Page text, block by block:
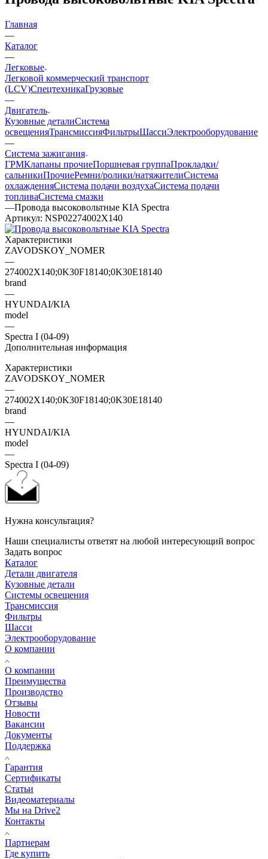
Главная
—
Каталог
—
Легковые
Легковой коммерческий транспорт
(LCV)СпецтехникаГрузовые
—
Двигатель
Кузовные деталиСистема
освещенияТрансмиссияФильтрыШассиЭлектрооборудование
—
Система зажигания
ГРМКлапаны прочиеПоршневая группаПрокладки/
сальникиПрочиеРемни/ролики/натяжителиСистема
охлажденияСистема подачи воздухаСистема подачи
топливаСистема смазки
—Провода высоковольтные KIA Spectra
Артикул: NSP02274002X140
Характеристики
ZAVODSKOY_NOMER
—
274002X140;0K30F18140;0K30E18140
brand
—
HYUNDAI/KIA
model
—
Spectra I (04-09)
Дополнительная информация
Характеристики
ZAVODSKOY_NOMER
—
274002X140;0K30F18140;0K30E18140
brand
—
HYUNDAI/KIA
model
—
Spectra I (04-09)
Нужна консультация?
Наши специалисты ответят на любой интересующий вопрос
Задать вопрос
Каталог
Детали двигателя
Кузовные детали
Системы освещения
Трансмиссия
Фильтры
Шасси
Электрооборудование
О компании
О компании
Преимущества
Производство
Отзывы
Новости
Вакансии
Документы
Поддержка
Гарантия
Сертификаты
Статьи
Видеоматериалы
Мы на Drive2
Контакты
Партнерам
Где купить